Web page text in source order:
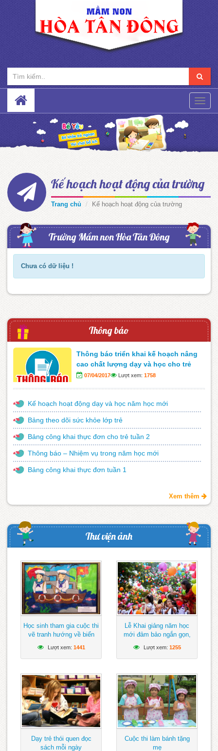
Toggle
Kế hoạch hoạt động của trường
Trang chủ Kế hoạch hoạt động của trường
Trường Mầm non Hòa Tân Đông
Chưa có dữ liệu !
Thông báo
Thông báo triển khai kế hoạch nâng
cao chất lượng dạy và học cho trẻ
07/04/2017 Lượt xem: 1758
Kế hoạch hoạt động dạy và học năm học mới
Bảng theo dõi sức khỏe lớp trẻ
Bảng công khai thực đơn cho trẻ tuần 2
Thông báo – Nhiệm vụ trong năm học mới
Bảng công khai thực đơn tuần 1
Xem thêm
Thư viện ảnh
Học sinh tham gia cuộc thi
vẽ tranh hướng về biển
Lượt xem: 1441
Lễ Khai giảng năm học
mới đảm bảo ngắn gọn,
Lượt xem: 1255
Dạy trẻ thói quen đọc
sách mỗi ngày
Cuộc thi làm bánh tặng
mẹ